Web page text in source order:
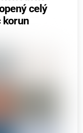
celý
korun